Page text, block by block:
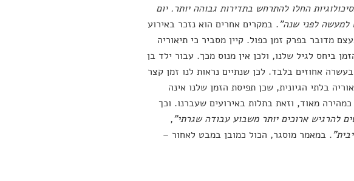
החלו להתרחש בתדירות גבוהה יותר. יום
למעשה לפני שנה". במקרים אחרים הוא נזכר באירוע
מדובר בפרק זמן כפול. קיין מסביר כי תיאוריה
ביחס לגיל שלנו, ולכן אין מנוס מכך. עבור ילד בן
אחוזים בלבד. לכן שנתיים נראות לנו זמן קצר
בלתי הגיונית, שכן תפיסת הזמן שלנו אינה
מאוד, וזאת בתלות באירועים שעברנו. וכך
להרגיש ארוכים יותר משבוע עבודה שגרתי",
. במאמר מוסגר, הכול כמובן במבט לאחור –